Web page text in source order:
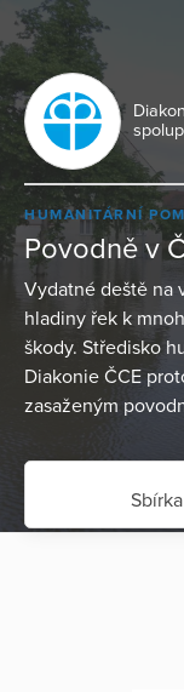
HUMANITÁRNÍ
Povodně v
Vydatné deště na
hladiny řek k
škody. Středisko
Diakonie ČCE
zasaženým